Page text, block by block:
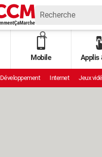
Mobile Applis
Développement Internet Jeux